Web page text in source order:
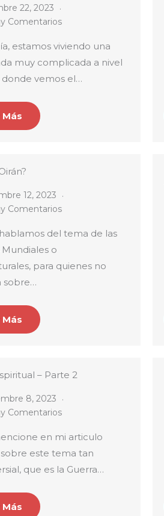
22, 2023
Comentarios
estamos viviendo una
muy complicada a nivel
donde vemos el…
Más
12, 2023
Comentarios
del tema de las
Mundiales o
para quienes no
sobre…
Más
– Parte 2
8, 2023
Comentarios
en mi articulo
este tema tan
que es la Guerra…
Más